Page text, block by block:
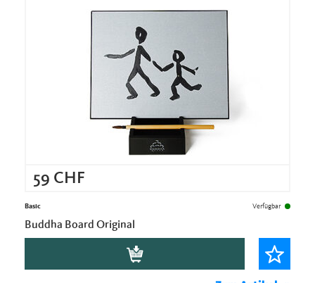
59 CHF
Basic Verfügbar
Buddha Board Original